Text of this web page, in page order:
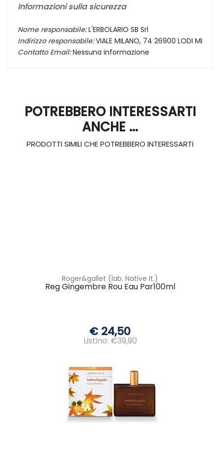
Informazioni sulla sicurezza
Nome responsabile:L'ERBOLARIO SB Srl
Indirizzo responsabile:VIALE MILANO, 74 26900 LODI MI
Contatto Email:Nessuna informazione
POTREBBERO INTERESSARTI
ANCHE ...
PRODOTTI SIMILI CHE POTREBBERO INTERESSARTI
Roger&gallet (lab. Native It.)
Reg Gingembre Rou Eau Par100ml
€ 24,50
Listino: €39,90